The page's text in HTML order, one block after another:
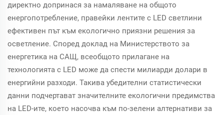
директно допринася за намаляване на общото
енергопотребление, правейки лентите с LED светлини
ефективен път към екологично приязни решения за
осветление. Според доклад на Министерството за
енергетика на САЩ, всеобщото прилагане на
технологията с LED може да спести милиарди долари в
енергийни разходи. Такива убедителни статистически
данни подчертават значителните екологични предимства
на LED-ите, което насочва към по-зелени алтернативи за